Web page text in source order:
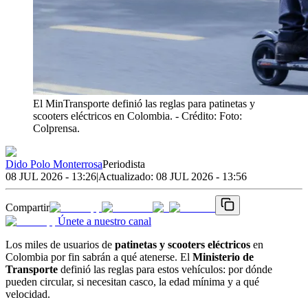
El MinTransporte definió las reglas para patinetas y
scooters eléctricos en Colombia. - Crédito: Foto:
Colprensa.
Dido Polo MonterrosaPeriodista
08 JUL 2026 - 13:26|Actualizado: 08 JUL 2026 - 13:56
Compartir
Únete a nuestro canal
Los miles de usuarios de patinetas y scooters eléctricos en
Colombia por fin sabrán a qué atenerse. El Ministerio de
Transporte definió las reglas para estos vehículos: por dónde
pueden circular, si necesitan casco, la edad mínima y a qué
velocidad.